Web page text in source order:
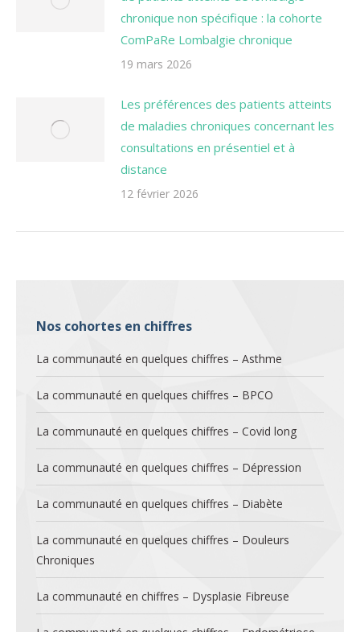
chronique non spécifique : la cohorte
ComPaRe Lombalgie chronique
19 mars 2026
Les préférences des patients atteints
de maladies chroniques concernant les
consultations en présentiel et à
distance
12 février 2026
Nos cohortes en chiffres
La communauté en quelques chiffres – Asthme
La communauté en quelques chiffres – BPCO
La communauté en quelques chiffres – Covid long
La communauté en quelques chiffres – Dépression
La communauté en quelques chiffres – Diabète
La communauté en quelques chiffres – Douleurs
Chroniques
La communauté en chiffres – Dysplasie Fibreuse